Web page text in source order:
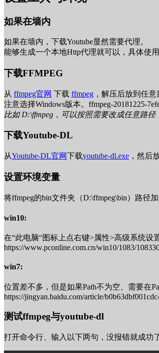
如果在墙内
如果在墙内，下载Youtube显然需要代理。
能够生成一个本地Http代理就可以，具体使
下载FFMPEG
从 ffmpeg官网 下载 ffmpeg ，解压后放到任意
注意选择Windows版本。ffmpeg-20181225-
比如 D:\ffmpeg，可以按照需要改成任意路径
下载Youtube-DL
从Youtube-DL官网下载youtube-dl.exe ，然后
设置环境变量
将ffmpeg的bin文件夹（D:\ffmpeg\bin）路径
win10:
在“此电脑“图标上点右键>属性>高级系统设
https://www.pconline.com.cn/win10/1083/
win7:
位置差不多，但是如果Path不为空、需要在
https://jingyan.baidu.com/article/
测试ffmpeg与youtube-dl
打开命令行、输入以下两句，没报错就成功了